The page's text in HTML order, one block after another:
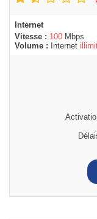
Internet
Vitesse : 100 Mbps
Volume :
Internet